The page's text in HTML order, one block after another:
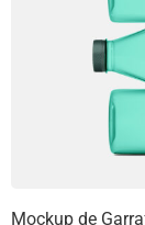
Mockup de